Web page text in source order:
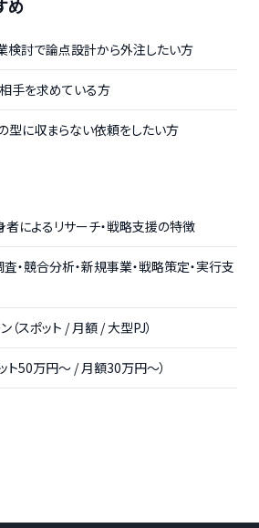
め
検討で論点設計から外注したい方
手を求めている方
型に収まらない依頼をしたい方
によるリサーチ・戦略支援の特徴
・競合分析・新規事業・戦略策定・実行支
スポット / 月額 / 大型PJ）
ト50万円〜 / 月額30万円〜）